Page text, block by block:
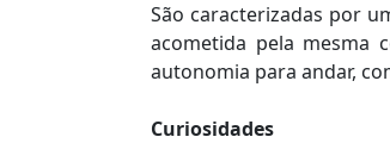
São caracterizadas por
acometida pela mesma
autonomia para andar,
Curiosidades